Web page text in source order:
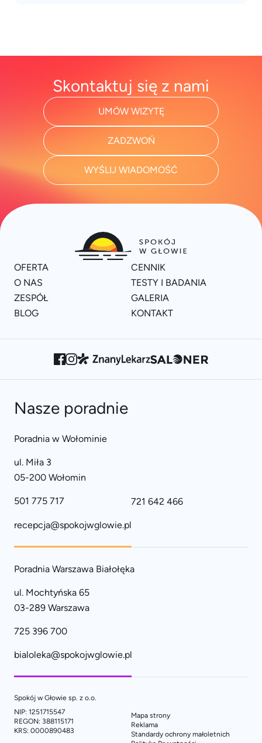
Skontaktuj się z nami
UMÓW WIZYTĘ
ZADZWOŃ
WYŚLIJ WIADOMOŚĆ
OFERTA
CENNIK
O NAS
TESTY I BADANIA
ZESPÓŁ
GALERIA
BLOG
KONTAKT
Nasze poradnie
Poradnia w Wołominie
ul. Miła 3
05-200 Wołomin
501 775 717 721 642 466
recepcja@spokojwglowie.pl
Poradnia Warszawa Białołęka
ul. Mochtyńska 65
03-289 Warszawa
725 396 700
bialoleka@spokojwglowie.pl
Spokój w Głowie sp. z o.o.
NIP: 1251715547
REGON: 388115171
KRS: 0000890483
Mapa strony
Reklama
Standardy ochrony małoletnich